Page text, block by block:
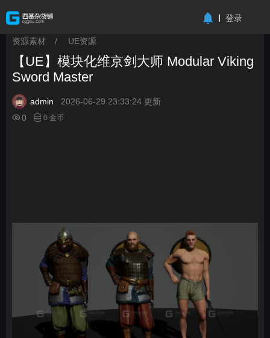
登录
资源素材 / UE资源
【UE】模块化维京剑大师 Modular Viking
Sword Master
admin
2026-06-29 23:33:24 更新
0
0 金币